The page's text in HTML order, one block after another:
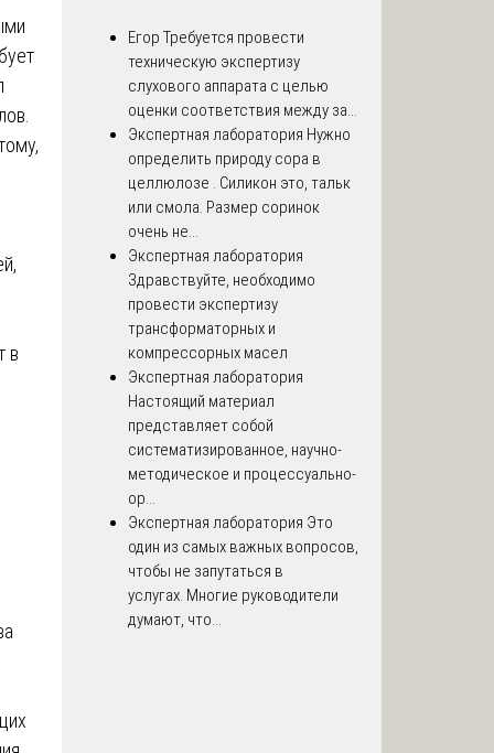
в
Егор Требуется провести
техническую экспертизу
слухового аппарата с целью
оценки соответствия между за...
Экспертная лаборатория Нужно
определить природу сора в
целлюлозе . Силикон это, тальк
или смола. Размер соринок
очень не...
Экспертная лаборатория
Здравствуйте, необходимо
провести экспертизу
трансформаторных и
компрессорных масел
Экспертная лаборатория
Настоящий материал
представляет собой
систематизированное, научно-
методическое и процессуально-
ор...
Экспертная лаборатория Это
один из самых важных вопросов,
чтобы не запутаться в
услугах. Многие руководители
думают, что...